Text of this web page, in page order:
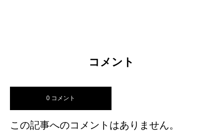
コメント
0 コメント
この記事へのコメントはありません。